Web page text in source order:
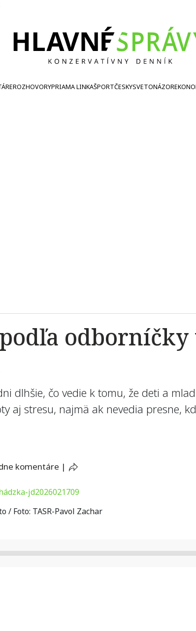
ROZHOVORYPRIAMA LINKAŠPORTČESKYSVETONÁZOR
dlhšie, čo vedie k tomu, že deti a
aj stresu, najmä ak nevedia presne,
komentáre |
/ Foto: TASR-Pavol Zachar